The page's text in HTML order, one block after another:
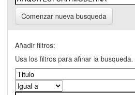
Comenzar nueva busqueda
Añadir filtros:
Usa los filtros para afinar la busqueda.